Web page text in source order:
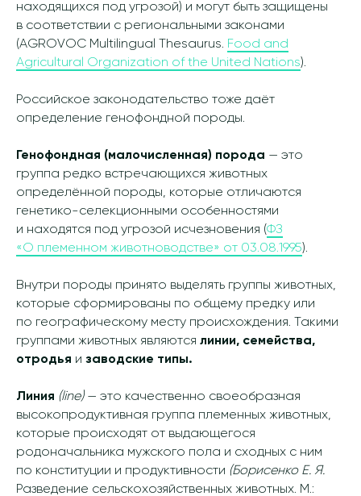
находящихся под угрозой) и могут быть защищены
в соответствии с региональными законами
(AGROVOC Multilingual Thesaurus. Food and
Agricultural Organization of the United Nations).
Российское законодательство тоже даёт
определение генофондной породы.
Генофондная (малочисленная) порода — это
группа редко встречающихся животных
определённой породы, которые отличаются
генетико-селекционными особенностями
и находятся под угрозой исчезновения (ФЗ
«О племенном животноводстве» от 03.08.1995).
Внутри породы принято выделять группы животных,
которые сформированы по общему предку или
по географическому месту происхождения. Такими
группами животных являются линии, семейства,
отродья и заводские типы.
Линия (line) — это качественно своеобразная
высокопродуктивная группа племенных животных,
которые происходят от выдающегося
родоначальника мужского пола и сходных с ним
по конституции и продуктивности (Борисенко Е. Я.
Разведение сельскохозяйственных животных. М.: